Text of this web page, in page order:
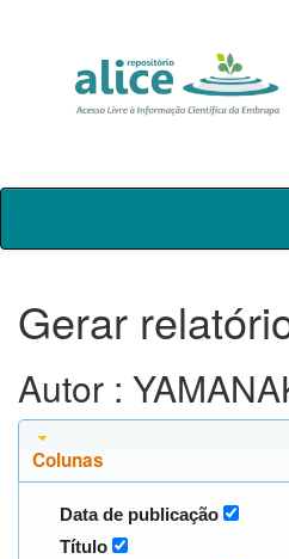
Skip
Gerar
Autor :
Colunas
Data de publicação
Título